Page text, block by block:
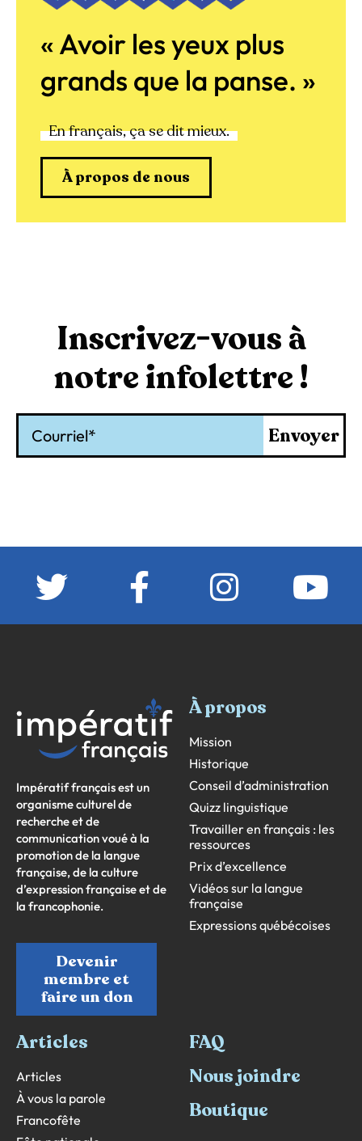
« Avoir les yeux plus
grands que la panse. »
En français, ça se dit mieux.
À propos de nous
Inscrivez-vous à
notre infolettre !
Envoyer
Impératif français est un
organisme culturel de
recherche et de
communication voué à la
promotion de la langue
française, de la culture
d’expression française et de
la francophonie.
Devenir
membre et
faire un don
À propos
Mission
Historique
Conseil d’administration
Quizz linguistique
Travailler en français : les
ressources
Prix d’excellence
Vidéos sur la langue
française
Expressions québécoises
Articles
Articles
À vous la parole
Francofête
FAQ
Nous joindre
Boutique